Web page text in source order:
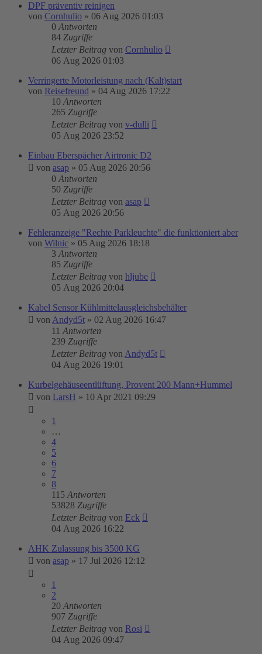
DPF präventiv reinigen
von Cornhulio » 06 Aug 2026 01:03
0 Antworten
84 Zugriffe
Letzter Beitrag von Cornhulio
06 Aug 2026 01:03
Verringerte Motorleistung nach (Kalt)start
von Reisefreund » 04 Aug 2026 17:22
10 Antworten
265 Zugriffe
Letzter Beitrag von v-dulli
05 Aug 2026 23:52
Einbau Eberspächer Airtronic D2
von asap » 05 Aug 2026 20:56
0 Antworten
50 Zugriffe
Letzter Beitrag von asap
05 Aug 2026 20:56
Fehleranzeige "Rechte Parkleuchte" die funktioniert aber
von Wilnic » 05 Aug 2026 18:18
3 Antworten
85 Zugriffe
Letzter Beitrag von hljube
05 Aug 2026 20:04
Kabel Sensor Kühlmittelausgleichsbehälter
von Andyd5t » 02 Aug 2026 16:47
11 Antworten
239 Zugriffe
Letzter Beitrag von Andyd5t
04 Aug 2026 19:01
Kurbelgehäuseentlüftung, Provent 200 Mann+Hummel
von LarsH » 10 Apr 2021 09:29
1
…
4
5
6
7
8
115 Antworten
53828 Zugriffe
Letzter Beitrag von Eck
04 Aug 2026 16:22
AHK Zulassung bis 3500 KG
von asap » 17 Jul 2026 12:12
1
2
20 Antworten
907 Zugriffe
Letzter Beitrag von Rosi
04 Aug 2026 09:47